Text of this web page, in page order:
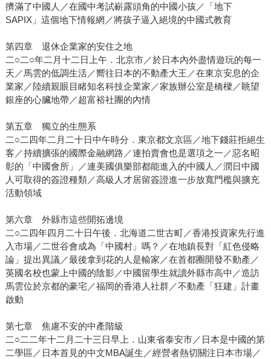
擠滿了中國人／在國中考試嶄露頭角的中國小孩／「地下
SAPIX」這個地下情報網／將孩子逼入絕境的中國式教育
第四章 退休企業家的安住之地
二○二○年二月十二日上午．北京市／於日本內外盡情遊玩的每一
天／馬雲的低調生活／嚮往日本的不動產大王／在東京安息的企
業家／陸續親眼目睹知名科技企業家／家族辦公室是橋樑／眺望
銀座的心臟地帶／超富裕社團的內情
第五章 獨立的生態系
二○二四年二月二十日中午時分．東京都文京區／地下錢莊拒絕生
客／持續擴張的國際金融網路／連拍賣會也是選項之一／惡名昭
彰的「中國會所」／連美國俱樂部都能進入的中國人／潤日中國
人可取得的簽證種類／高級人才居留簽證進一步放寬門檻與擴充
活動領域
第六章 外縣市這些開拓邊境
二○二四年四月二十日午後．北海道二世古町／香港投資家先行進
入市場／二世谷會成為「中國村」嗎？／在地鎮長對「紅色侵略
論」提出異議／最後拿到花的人是輸家／在首都圈開發不動產／
英國名校也蒙上中國的陰影／中國留學生就讀外縣市高中／造訪
馬雲位於京都的豪宅／福岡的香港人社群／不動產「狂建」計畫
啟動
第七章 焦慮不安的中產階級
二○二二年十二月二十三日早上．山東省泰安市／日本是中國的第
二學區／日本首見的中文MBA誕生／經營者熱切關注日本市場／